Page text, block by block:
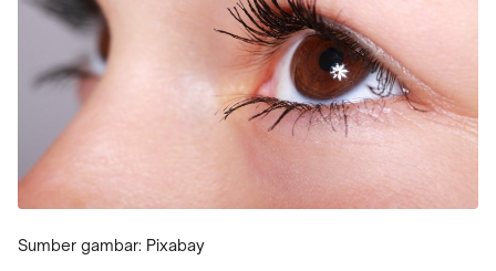
Sumber gambar: Pixabay